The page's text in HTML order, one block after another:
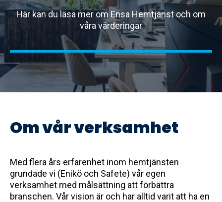
Här kan du läsa mer om Ensa Hemtjänst och om
våra värderingar
Om vår verksamhet
Med flera års erfarenhet inom hemtjänsten
grundade vi (Enikö och Safete) vår egen
verksamhet med målsättning att förbättra
branschen. Vår vision är och har alltid varit att ha en